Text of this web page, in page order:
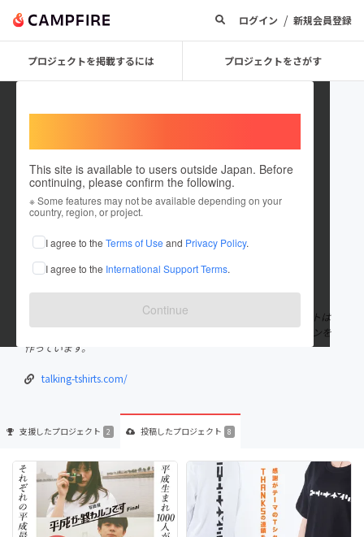
ログイン / 新規会員登録
プロジェクトを掲載するには プロジェクトをさがす
This site is available to users outside Japan. Before
continuing, please confirm the following.
※ Some features may not be available depending on your
country, region, or project.
I agree to the Terms of Use and Privacy Policy.
I agree to the International Support Terms.
Continue
Takingtshirts
これまでに2回支援して8件のプロジェクトを投稿しています
在住国：日本 現在地：東京都
出身国：日本 出身地：東京都
高校の同級生2人で始まった「喋るTシャツ」ブランド。 コンセプトは
コミュニケーション、Tシャツから始まる新しいコミュニケーションを
作っています。
talking-tshirts.com/
支援したプロジェクト 2 投稿したプロジェクト 8